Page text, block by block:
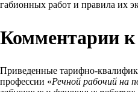
габионных работ и правила их
Комментарии к
Приведенные тарифно-
профессии «Речной рабочий на